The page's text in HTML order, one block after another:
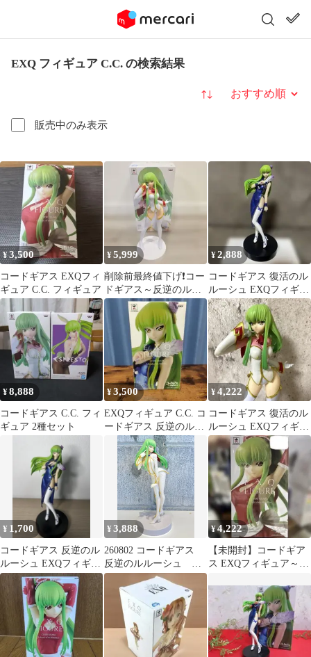
EXQ フィギュア C.C. の検索結果
販売中のみ表示
並び替え
¥3,500
コードギアス EXQフィ
ギュア C.C. フィギュア
¥5,999
削除前最終値下げ❗コー
ドギアス～反逆のルル
ーシュ❗C.C.EXQフィギ
¥2,888
コードギアス 復活のル
ルーシュ EXQフィギュ
ア C.C.
¥8,888
コードギアス C.C. フィ
ギュア 2種セット
¥3,500
EXQフィギュア C.C. コ
ードギアス 反逆のルル
ーシュ
¥ 4,222
コードギアス 復活のル
ルーシュ EXQフィギュ
ア C.C.
¥ 1,700
コードギアス 反逆のル
ルーシュ EXQフィギュ
ア C.C. チャイナドレス
¥3,888
260802 コードギアス
反逆のルルーシュ
C.C. パイロットスー
ツ EXQフィギュア
¥4,222
【未開封】コードギア
ス EXQフィギュア～